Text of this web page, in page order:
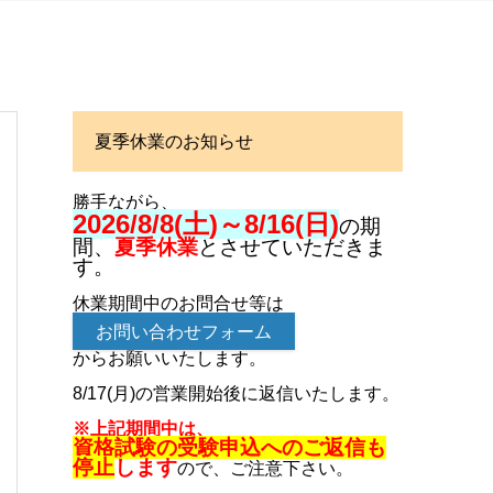
夏季休業のお知らせ
勝手ながら、
2026/8/8(土)～8/16(日)の期
間、 夏季休業とさせていただきま
す。
休業期間中のお問合せ等は
お問い合わせフォーム
からお願いいたします。
8/17(月)の営業開始後に返信いたします。
※上記期間中は、
資格試験の受験申込へのご返信も
停止しますので、ご注意下さい。